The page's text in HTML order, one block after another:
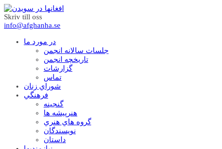
Skriv till oss
info@afghanha.se
در مورد ما
جلسات سالانه انجمن
تاریخچه انجمن
گزارشات
تماس
شوراي زنان
فرهنگي
گنجينه
هنرپيشه ها
گروه هاي هنري
نويسندگان
داستان